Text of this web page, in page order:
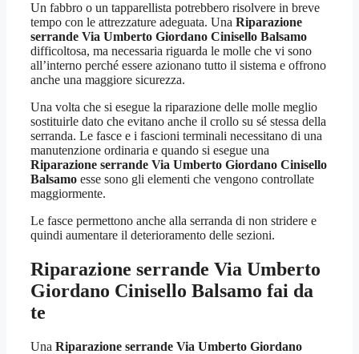
Un fabbro o un tapparellista potrebbero risolvere in breve
tempo con le attrezzature adeguata. Una Riparazione
serrande Via Umberto Giordano Cinisello Balsamo
difficoltosa, ma necessaria riguarda le molle che vi sono
all’interno perché essere azionano tutto il sistema e offrono
anche una maggiore sicurezza.
Una volta che si esegue la riparazione delle molle meglio
sostituirle dato che evitano anche il crollo su sé stessa della
serranda. Le fasce e i fascioni terminali necessitano di una
manutenzione ordinaria e quando si esegue una
Riparazione serrande Via Umberto Giordano Cinisello
Balsamo esse sono gli elementi che vengono controllate
maggiormente.
Le fasce permettono anche alla serranda di non stridere e
quindi aumentare il deterioramento delle sezioni.
Riparazione serrande Via Umberto
Giordano Cinisello Balsamo fai da
te
Una Riparazione serrande Via Umberto Giordano